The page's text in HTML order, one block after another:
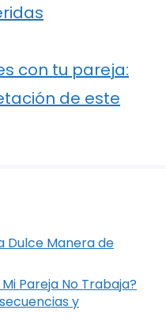
con tu pareja:
de este
Dulce Manera de
Pareja No Trabaja?
y